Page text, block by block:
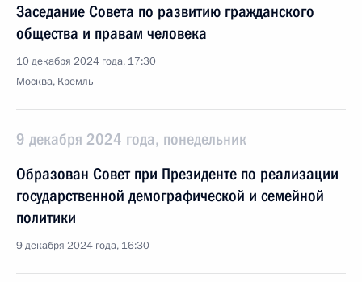
Заседание Совета по развитию гражданского
общества и правам человека
10 декабря 2024 года, 17:30
Москва, Кремль
9 декабря 2024 года, понедельник
Образован Совет при Президенте по реализации
государственной демографической и семейной
политики
9 декабря 2024 года, 16:30